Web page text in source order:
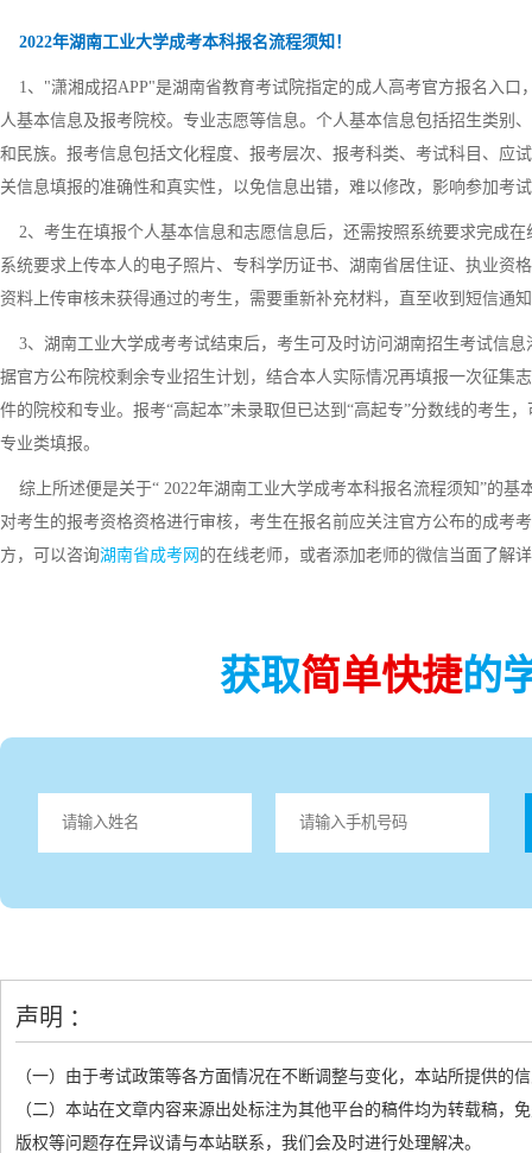
2022年湖南工业大学成考本科报名流程须知！
1、"潇湘成招APP"是湖南省教育考试院指定的成人高考官方报名入口
人基本信息及报考院校。专业志愿等信息。个人基本信息包括招生类别
和民族。报考信息包括文化程度、报考层次、报考科类、考试科目、应
关信息填报的准确性和真实性，以免信息出错，难以修改，影响参加考
2、考生在填报个人基本信息和志愿信息后，还需按照系统要求完成
系统要求上传本人的电子照片、专科学历证书、湖南省居住证、执业资
资料上传审核未获得通过的考生，需要重新补充材料，直至收到短信通
3、湖南工业大学成考考试结束后，考生可及时访问湖南招生考试信
据官方公布院校剩余专业招生计划，结合本人实际情况再填报一次征集
件的院校和专业。报考“高起本”未录取但已达到“高起专”分数线的考生
专业类填报。
综上所述便是关于“ 2022年湖南工业大学成考本科报名流程须知”的基
对考生的报考资格资格进行审核，考生在报名前应关注官方公布的成考
方，可以咨询湖南省成考网 的在线老师，或者添加老师的微信当面了解
获取简单快捷的
声明 ：
（一）由于考试政策等各方面情况在不断调整与变化，本站所提供的
（二）本站在文章内容来源出处标注为其他平台的稿件均为转载稿
版权等问题存在异议请与本站联系，我们会及时进行处理解决。